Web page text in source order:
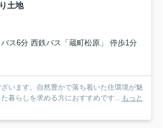
土地
ス6分 西鉄バス「蔵町松原」 停歩1分
います。自然豊かで落ち着いた住環境が魅
暮らしを求める方におすすめです... もっと